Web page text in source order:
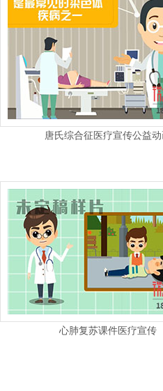
唐氏综合征医疗宣传公益动
心肺复苏课件医疗宣传